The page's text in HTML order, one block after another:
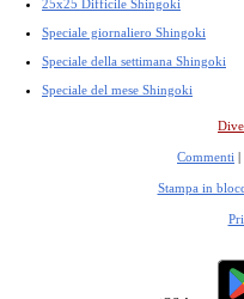
25x25 Difficile Shingoki
Speciale giornaliero Shingoki
Speciale della settimana Shingoki
Speciale del mese Shingoki
Commenti |
Stampa in